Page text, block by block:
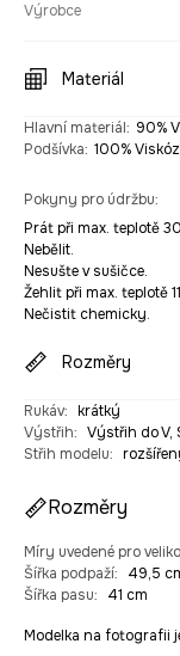
Výrobce
Materiál
Hlavní materiál: 90%
Podšívka: 100%
Pokyny pro údržbu:
Prát při max. teplotě
Nebělit.
Nesušte v sušičce.
Žehlit při max. teplotě
Nečistit chemicky.
Rozměry
Rukáv: krátký
Výstřih: Výstřih do V,
Střih modelu:
Rozměry
Míry uvedené pro
Šířka podpaží:
49,5
Šířka pasu: 41 cm
Modelka na fotografii